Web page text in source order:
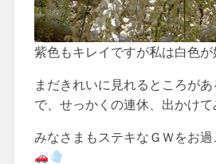
紫色もキレイですが私は白色
まだきれいに見れるところが
で、せっかくの連休、出かけ
みなさまもステキなＧＷをお